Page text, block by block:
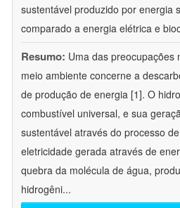
sustentável produzido por energia
comparado a energia elétrica e
Resumo: Uma das preocupações
meio ambiente concerne a
de produção de energia [1]. O
combustível universal, e sua
sustentável através do processo
eletricidade gerada através de
quebra da molécula de água,
hidrogêni...